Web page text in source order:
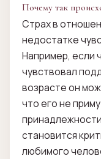
Почему так
Страх в
недостатке
Например, если
чувствовал
возрасте он
что его не
становится
любимого